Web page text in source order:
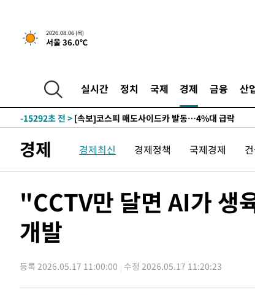
2026.08.06 (목)
서울 36.0℃
실시간 정치 국제 경제 금융 산
-20895초 전 >"美간섭에 합의 지연"…트럼프, '이란 호르무즈 통
-16112초 전 >
-15499초 전 >
[속보]산업장관 "美무역법 제301조 과잉생산 결과
상-15292초 전 >
[속보]코스피 매도사이드카 발동…4%대 급락
-14564초 전 >[속보]전남광주 초대 시민추천 부시장에 백승주·윤
-12125초 전 >
서울 열대야 15일째 지속…비공식 '초열대야' 30도
-7122초 전 >6월 경상수지 497.3억 달러…두 달 연속 사상 최대
-7073초 전 >
서울 낮 39도 '폭염중대경보'…40도 관측 가능성도
-4435초 전 >
0.49%↑
1시간 전 >[속보] 이란 대통령 "지금 최고지도자와 소통하기가 매
5시간 전 >[속보] "이란-오만, 호르무즈 해협 통행 항로 합의" 이란
경제 경제최신 경제정책 국제경제
"CCTV만 달면 AI가 생
개발
등록 2026.05.17 11:00:00 수정 2026.05.17 11:20:23